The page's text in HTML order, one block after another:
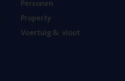
Per­so­nen
Pro­per­ty
Voer­tuig& vloot